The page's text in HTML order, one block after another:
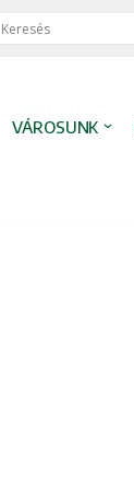
VÁROSUNK